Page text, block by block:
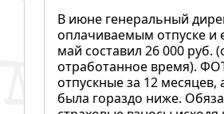
В июне генеральный
оплачиваемым отпуске и
май составил 26 000 руб.
отработанное время).
отпускные за 12 месяцев,
была гораздо ниже.